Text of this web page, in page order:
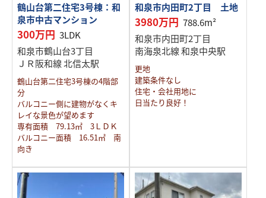
鶴山台第二住宅3号棟：和
泉市中古マンション
300万円 3LDK
和泉市鶴山台3丁目
ＪＲ阪和線 北信太駅
鶴山台第二住宅3号棟の4階部
分
バルコニー側に建物がなくキ
レイな景色が望めます
専有面積 79.13㎡ 3ＬＤＫ
バルコニー面積 16.51㎡ 南
向き
和泉市内田町2丁目 土地
3980万円 788.6m²
和泉市内田町2丁目
南海泉北線 和泉中央駅
更地
建築条件なし
住宅・会社用地に
日当たり良好！